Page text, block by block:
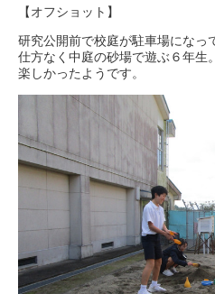
【オフショット】
研究公開前で校庭が駐車場になっ
仕方なく中庭の砂場で遊ぶ６年生
楽しかったようです。